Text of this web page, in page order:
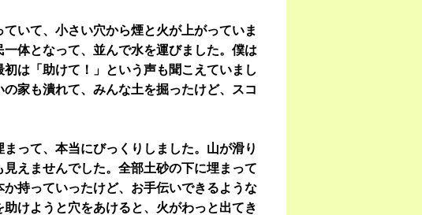
いて、小さい穴から煙と火が上がっていま
体となって、並んで水を運びました。僕は
は「助けて！」という声も聞こえていまし
家も潰れて、みんな土を掘ったけど、スコ
って、本当にびっくりしました。山が滑り
えませんでした。全部土砂の下に埋まって
持っていったけど、お手伝いできるような
けようと穴をあけると、火がわっと出てき